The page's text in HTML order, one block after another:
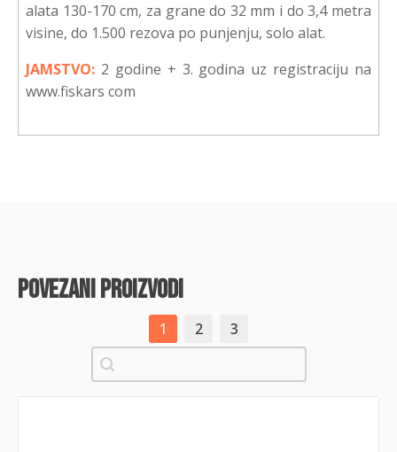
alata 130-170 cm, za grane do 32 mm i do 3,4 metra
visine, do 1.500 rezova po punjenju, solo alat.
JAMSTVO: 2 godine + 3. godina uz registraciju na
www.fiskars com
povezani proizvodi
1 2
3
Pretraži